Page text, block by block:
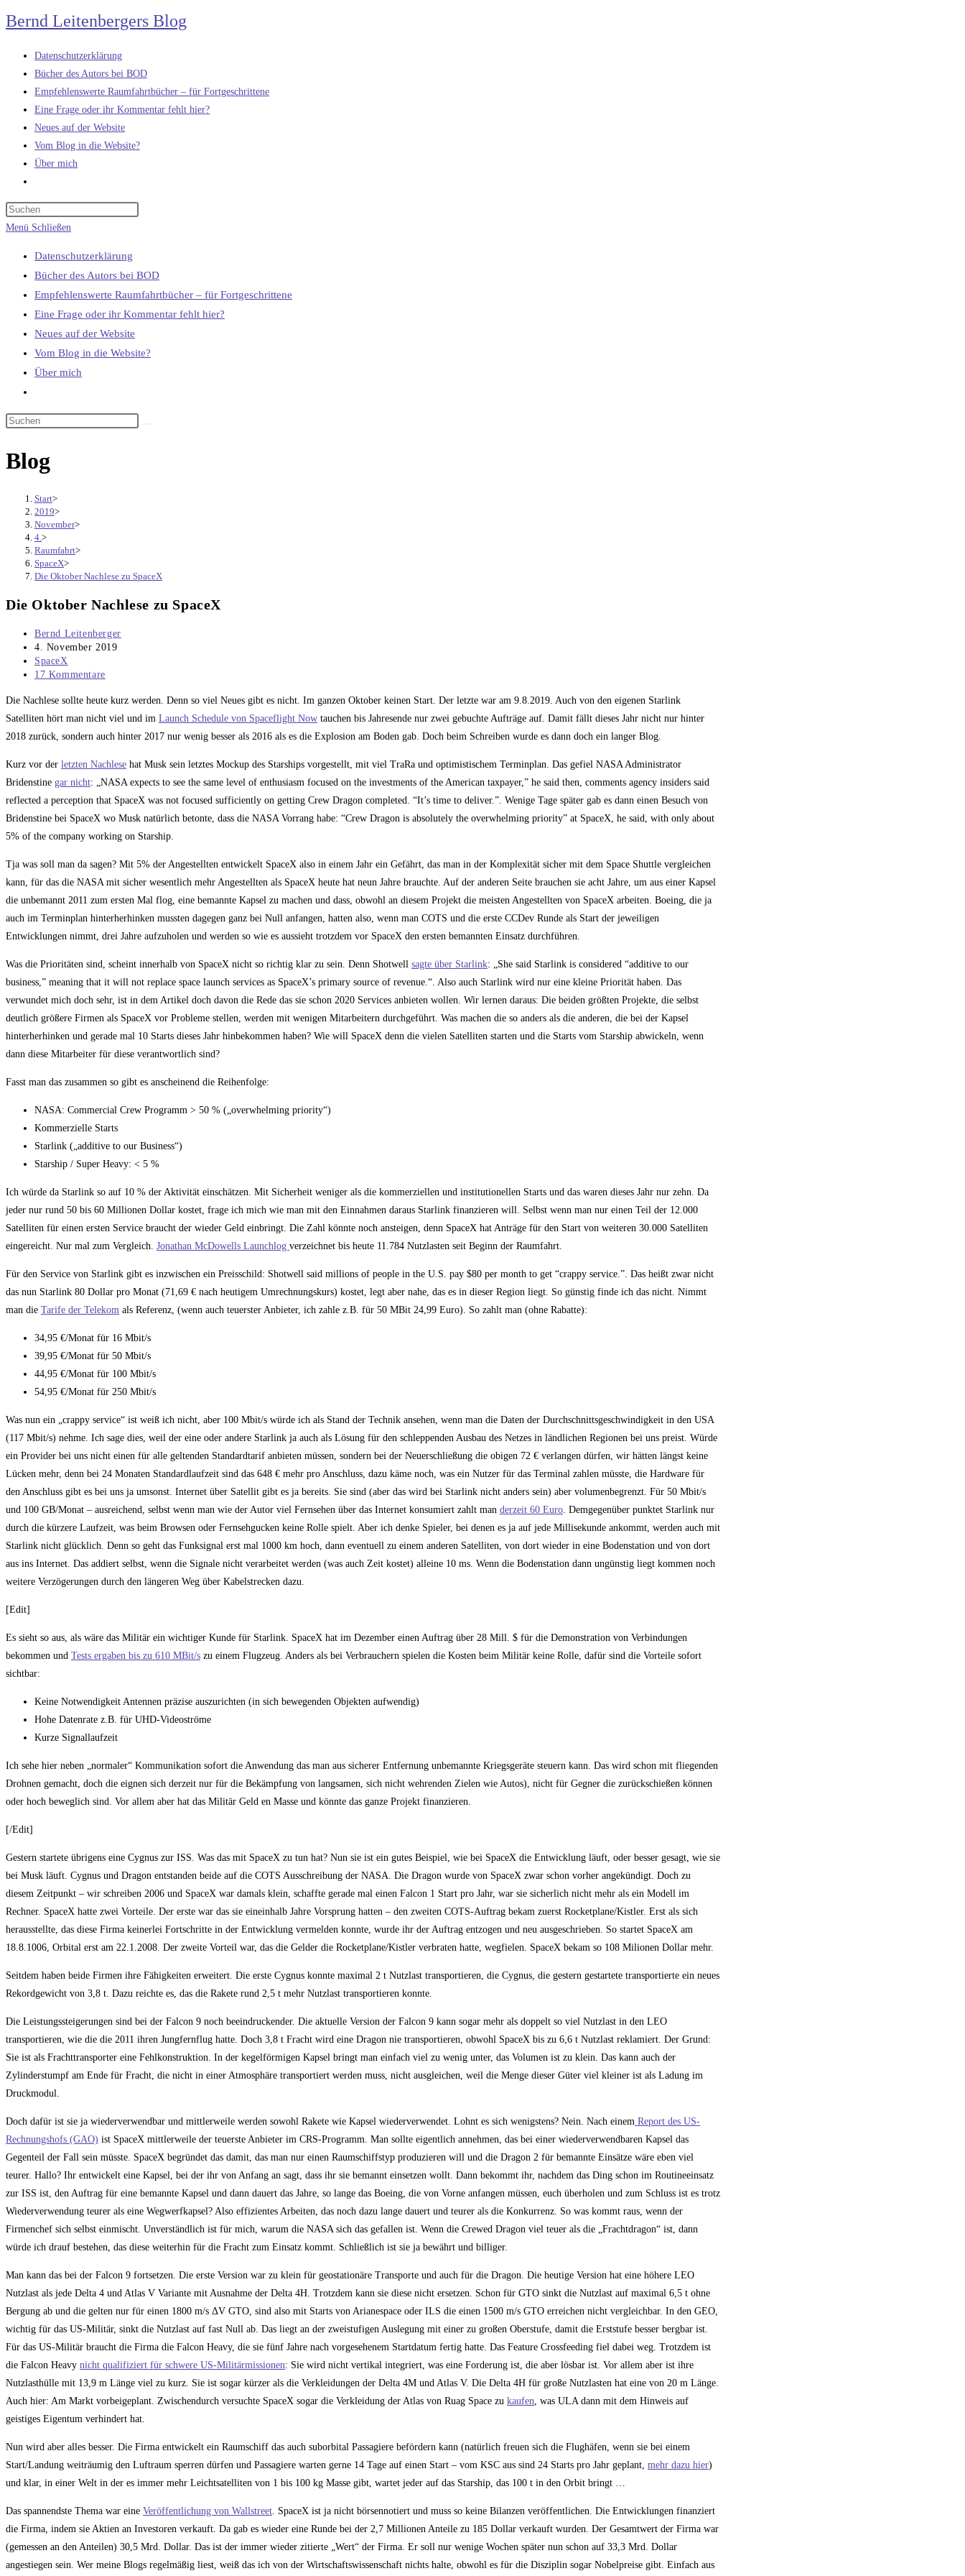
Zum
Inhalt
springen
Bernd Leitenbergers Blog
Datenschutzerklärung
Bücher des Autors bei BOD
Empfehlenswerte Raumfahrtbücher – für Fortgeschrittene
Eine Frage oder ihr Kommentar fehlt hier?
Neues auf der Website
Vom Blog in die Website?
Über mich
umschalten
Menü Schließen
Datenschutzerklärung
Bücher des Autors bei BOD
Empfehlenswerte Raumfahrtbücher – für Fortgeschrittene
Eine Frage oder ihr Kommentar fehlt hier?
Neues auf der Website
Vom Blog in die Website?
Über mich
umschalten
Blog
Start>
2019>
November>
4. >
Raumfahrt>
SpaceX>
Die Oktober Nachlese zu SpaceX
Die Oktober Nachlese zu SpaceX
Beitrags-
Autor:
Bernd Leitenberger
Beitrag
veröffentlicht:
4. November 2019
Beitrags-
Kategorie:
SpaceX
Beitrags-
17 Kommentare
Die Nachlese sollte heute kurz werden. Denn so viel Neues gibt es nicht. Im ganzen Oktober keinen Start. Der letzte war am 9.8.2019. Auch von den eigenen Starlink
Satelliten hört man nicht viel und im Launch Schedule von Spaceflight Now tauchen bis Jahresende nur zwei gebuchte Aufträge auf. Damit fällt dieses Jahr nicht nur hinter
2018 zurück, sondern auch hinter 2017 nur wenig besser als 2016 als es die Explosion am Boden gab. Doch beim Schreiben wurde es dann doch ein langer Blog.
Kurz vor der letzten Nachlese hat Musk sein letztes Mockup des Starships vorgestellt, mit viel TraRa und optimistischem Terminplan. Das gefiel NASA Administrator
Bridenstine gar nicht: „NASA expects to see the same level of enthusiasm focused on the investments of the American taxpayer,” he said then, comments agency insiders said
reflected a perception that SpaceX was not focused sufficiently on getting Crew Dragon completed. “It’s time to deliver.”. Wenige Tage später gab es dann einen Besuch von
Bridenstine bei SpaceX wo Musk natürlich betonte, dass die NASA Vorrang habe: “Crew Dragon is absolutely the overwhelming priority” at SpaceX, he said, with only about
5% of the company working on Starship.
Tja was soll man da sagen? Mit 5% der Angestellten entwickelt SpaceX also in einem Jahr ein Gefährt, das man in der Komplexität sicher mit dem Space Shuttle vergleichen
kann, für das die NASA mit sicher wesentlich mehr Angestellten als SpaceX heute hat neun Jahre brauchte. Auf der anderen Seite brauchen sie acht Jahre, um aus einer Kapsel
die unbemannt 2011 zum ersten Mal flog, eine bemannte Kapsel zu machen und dass, obwohl an diesem Projekt die meisten Angestellten von SpaceX arbeiten. Boeing, die ja
auch im Terminplan hinterherhinken mussten dagegen ganz bei Null anfangen, hatten also, wenn man COTS und die erste CCDev Runde als Start der jeweiligen
Entwicklungen nimmt, drei Jahre aufzuholen und werden so wie es aussieht trotzdem vor SpaceX den ersten bemannten Einsatz durchführen.
Was die Prioritäten sind, scheint innerhalb von SpaceX nicht so richtig klar zu sein. Denn Shotwell sagte über Starlink: „She said Starlink is considered “additive to our
business,” meaning that it will not replace space launch services as SpaceX’s primary source of revenue.“. Also auch Starlink wird nur eine kleine Priorität haben. Das
verwundet mich doch sehr, ist in dem Artikel doch davon die Rede das sie schon 2020 Services anbieten wollen. Wir lernen daraus: Die beiden größten Projekte, die selbst
deutlich größere Firmen als SpaceX vor Probleme stellen, werden mit wenigen Mitarbeitern durchgeführt. Was machen die so anders als die anderen, die bei der Kapsel
hinterherhinken und gerade mal 10 Starts dieses Jahr hinbekommen haben? Wie will SpaceX denn die vielen Satelliten starten und die Starts vom Starship abwickeln, wenn
dann diese Mitarbeiter für diese verantwortlich sind?
Fasst man das zusammen so gibt es anscheinend die Reihenfolge:
NASA: Commercial Crew Programm > 50 % („overwhelming priority“)
Kommerzielle Starts
Starlink („additive to our Business“)
Starship / Super Heavy: < 5 %
Ich würde da Starlink so auf 10 % der Aktivität einschätzen. Mit Sicherheit weniger als die kommerziellen und institutionellen Starts und das waren dieses Jahr nur zehn. Da
jeder nur rund 50 bis 60 Millionen Dollar kostet, frage ich mich wie man mit den Einnahmen daraus Starlink finanzieren will. Selbst wenn man nur einen Teil der 12.000
Satelliten für einen ersten Service braucht der wieder Geld einbringt. Die Zahl könnte noch ansteigen, denn SpaceX hat Anträge für den Start von weiteren 30.000 Satelliten
eingereicht. Nur mal zum Vergleich. Jonathan McDowells Launchlog verzeichnet bis heute 11.784 Nutzlasten seit Beginn der Raumfahrt.
Für den Service von Starlink gibt es inzwischen ein Preisschild: Shotwell said millions of people in the U.S. pay $80 per month to get “crappy service.”. Das heißt zwar nicht
das nun Starlink 80 Dollar pro Monat (71,69 € nach heutigem Umrechnungskurs) kostet, legt aber nahe, das es in dieser Region liegt. So günstig finde ich das nicht. Nimmt
man die Tarife der Telekom als Referenz, (wenn auch teuerster Anbieter, ich zahle z.B. für 50 MBit 24,99 Euro). So zahlt man (ohne Rabatte):
34,95 €/Monat für 16 Mbit/s
39,95 €/Monat für 50 Mbit/s
44,95 €/Monat für 100 Mbit/s
54,95 €/Monat für 250 Mbit/s
Was nun ein „crappy service“ ist weiß ich nicht, aber 100 Mbit/s würde ich als Stand der Technik ansehen, wenn man die Daten der Durchschnittsgeschwindigkeit in den USA
(117 Mbit/s) nehme. Ich sage dies, weil der eine oder andere Starlink ja auch als Lösung für den schleppenden Ausbau des Netzes in ländlichen Regionen bei uns preist. Würde
ein Provider bei uns nicht einen für alle geltenden Standardtarif anbieten müssen, sondern bei der Neuerschließung die obigen 72 € verlangen dürfen, wir hätten längst keine
Lücken mehr, denn bei 24 Monaten Standardlaufzeit sind das 648 € mehr pro Anschluss, dazu käme noch, was ein Nutzer für das Terminal zahlen müsste, die Hardware für
den Anschluss gibt es bei uns ja umsonst. Internet über Satellit gibt es ja bereits. Sie sind (aber das wird bei Starlink nicht anders sein) aber volumenbegrenzt. Für 50 Mbit/s
und 100 GB/Monat – ausreichend, selbst wenn man wie der Autor viel Fernsehen über das Internet konsumiert zahlt man derzeit 60 Euro. Demgegenüber punktet Starlink nur
durch die kürzere Laufzeit, was beim Browsen oder Fernsehgucken keine Rolle spielt. Aber ich denke Spieler, bei denen es ja auf jede Millisekunde ankommt, werden auch mit
Starlink nicht glücklich. Denn so geht das Funksignal erst mal 1000 km hoch, dann eventuell zu einem anderen Satelliten, von dort wieder in eine Bodenstation und von dort
aus ins Internet. Das addiert selbst, wenn die Signale nicht verarbeitet werden (was auch Zeit kostet) alleine 10 ms. Wenn die Bodenstation dann ungünstig liegt kommen noch
weitere Verzögerungen durch den längeren Weg über Kabelstrecken dazu.
[Edit]
Es sieht so aus, als wäre das Militär ein wichtiger Kunde für Starlink. SpaceX hat im Dezember einen Auftrag über 28 Mill. $ für die Demonstration von Verbindungen
bekommen und Tests ergaben bis zu 610 MBit/s zu einem Flugzeug. Anders als bei Verbrauchern spielen die Kosten beim Militär keine Rolle, dafür sind die Vorteile sofort
sichtbar:
Keine Notwendigkeit Antennen präzise auszurichten (in sich bewegenden Objekten aufwendig)
Hohe Datenrate z.B. für UHD-Videoströme
Kurze Signallaufzeit
Ich sehe hier neben „normaler“ Kommunikation sofort die Anwendung das man aus sicherer Entfernung unbemannte Kriegsgeräte steuern kann. Das wird schon mit fliegenden
Drohnen gemacht, doch die eignen sich derzeit nur für die Bekämpfung von langsamen, sich nicht wehrenden Zielen wie Autos), nicht für Gegner die zurückschießen können
oder hoch beweglich sind. Vor allem aber hat das Militär Geld en Masse und könnte das ganze Projekt finanzieren.
[/Edit]
Gestern startete übrigens eine Cygnus zur ISS. Was das mit SpaceX zu tun hat? Nun sie ist ein gutes Beispiel, wie bei SpaceX die Entwicklung läuft, oder besser gesagt, wie sie
bei Musk läuft. Cygnus und Dragon entstanden beide auf die COTS Ausschreibung der NASA. Die Dragon wurde von SpaceX zwar schon vorher angekündigt. Doch zu
diesem Zeitpunkt – wir schreiben 2006 und SpaceX war damals klein, schaffte gerade mal einen Falcon 1 Start pro Jahr, war sie sicherlich nicht mehr als ein Modell im
Rechner. SpaceX hatte zwei Vorteile. Der erste war das sie eineinhalb Jahre Vorsprung hatten – den zweiten COTS-Auftrag bekam zuerst Rocketplane/Kistler. Erst als sich
herausstellte, das diese Firma keinerlei Fortschritte in der Entwicklung vermelden konnte, wurde ihr der Auftrag entzogen und neu ausgeschrieben. So startet SpaceX am
18.8.1006, Orbital erst am 22.1.2008. Der zweite Vorteil war, das die Gelder die Rocketplane/Kistler verbraten hatte, wegfielen. SpaceX bekam so 108 Milionen Dollar mehr.
Seitdem haben beide Firmen ihre Fähigkeiten erweitert. Die erste Cygnus konnte maximal 2 t Nutzlast transportieren, die Cygnus, die gestern gestartete transportierte ein neues
Rekordgewicht von 3,8 t. Dazu reichte es, das die Rakete rund 2,5 t mehr Nutzlast transportieren konnte.
Die Leistungssteigerungen sind bei der Falcon 9 noch beeindruckender. Die aktuelle Version der Falcon 9 kann sogar mehr als doppelt so viel Nutzlast in den LEO
transportieren, wie die die 2011 ihren Jungfernflug hatte. Doch 3,8 t Fracht wird eine Dragon nie transportieren, obwohl SpaceX bis zu 6,6 t Nutzlast reklamiert. Der Grund:
Sie ist als Frachttransporter eine Fehlkonstruktion. In der kegelförmigen Kapsel bringt man einfach viel zu wenig unter, das Volumen ist zu klein. Das kann auch der
Zylinderstumpf am Ende für Fracht, die nicht in einer Atmosphäre transportiert werden muss, nicht ausgleichen, weil die Menge dieser Güter viel kleiner ist als Ladung im
Druckmodul.
Doch dafür ist sie ja wiederverwendbar und mittlerweile werden sowohl Rakete wie Kapsel wiederverwendet. Lohnt es sich wenigstens? Nein. Nach einem Report des US-
Rechnungshofs (GAO) ist SpaceX mittlerweile der teuerste Anbieter im CRS-Programm. Man sollte eigentlich annehmen, das bei einer wiederverwendbaren Kapsel das
Gegenteil der Fall sein müsste. SpaceX begründet das damit, das man nur einen Raumschiffstyp produzieren will und die Dragon 2 für bemannte Einsätze wäre eben viel
teurer. Hallo? Ihr entwickelt eine Kapsel, bei der ihr von Anfang an sagt, dass ihr sie bemannt einsetzen wollt. Dann bekommt ihr, nachdem das Ding schon im Routineeinsatz
zur ISS ist, den Auftrag für eine bemannte Kapsel und dann dauert das Jahre, so lange das Boeing, die von Vorne anfangen müssen, euch überholen und zum Schluss ist es trotz
Wiederverwendung teurer als eine Wegwerfkapsel? Also effizientes Arbeiten, das noch dazu lange dauert und teurer als die Konkurrenz. So was kommt raus, wenn der
Firmenchef sich selbst einmischt. Unverständlich ist für mich, warum die NASA sich das gefallen ist. Wenn die Crewed Dragon viel teuer als die „Frachtdragon“ ist, dann
würde ich drauf bestehen, das diese weiterhin für die Fracht zum Einsatz kommt. Schließlich ist sie ja bewährt und billiger.
Man kann das bei der Falcon 9 fortsetzen. Die erste Version war zu klein für geostationäre Transporte und auch für die Dragon. Die heutige Version hat eine höhere LEO
Nutzlast als jede Delta 4 und Atlas V Variante mit Ausnahme der Delta 4H. Trotzdem kann sie diese nicht ersetzen. Schon für GTO sinkt die Nutzlast auf maximal 6,5 t ohne
Bergung ab und die gelten nur für einen 1800 m/s ΔV GTO, sind also mit Starts von Arianespace oder ILS die einen 1500 m/s GTO erreichen nicht vergleichbar. In den GEO,
wichtig für das US-Militär, sinkt die Nutzlast auf fast Null ab. Das liegt an der zweistufigen Auslegung mit einer zu großen Oberstufe, damit die Erststufe besser bergbar ist.
Für das US-Militär braucht die Firma die Falcon Heavy, die sie fünf Jahre nach vorgesehenem Startdatum fertig hatte. Das Feature Crossfeeding fiel dabei weg. Trotzdem ist
die Falcon Heavy nicht qualifiziert für schwere US-Militärmissionen: Sie wird nicht vertikal integriert, was eine Forderung ist, die aber lösbar ist. Vor allem aber ist ihre
Nutzlasthülle mit 13,9 m Länge viel zu kurz. Sie ist sogar kürzer als die Verkleidungen der Delta 4M und Atlas V. Die Delta 4H für große Nutzlasten hat eine von 20 m Länge.
Auch hier: Am Markt vorbeigeplant. Zwischendurch versuchte SpaceX sogar die Verkleidung der Atlas von Ruag Space zu kaufen, was ULA dann mit dem Hinweis auf
geistiges Eigentum verhindert hat.
Nun wird aber alles besser. Die Firma entwickelt ein Raumschiff das auch suborbital Passagiere befördern kann (natürlich freuen sich die Flughäfen, wenn sie bei einem
Start/Landung weiträumig den Luftraum sperren dürfen und Passagiere warten gerne 14 Tage auf einen Start – vom KSC aus sind 24 Starts pro Jahr geplant, mehr dazu hier)
und klar, in einer Welt in der es immer mehr Leichtsatelliten von 1 bis 100 kg Masse gibt, wartet jeder auf das Starship, das 100 t in den Orbit bringt …
Das spannendste Thema war eine Veröffentlichung von Wallstreet. SpaceX ist ja nicht börsennotiert und muss so keine Bilanzen veröffentlichen. Die Entwicklungen finanziert
die Firma, indem sie Aktien an Investoren verkauft. Da gab es wieder eine Runde bei der 2,7 Millionen Anteile zu 185 Dollar verkauft wurden. Der Gesamtwert der Firma war
(gemessen an den Anteilen) 30,5 Mrd. Dollar. Das ist der immer wieder zitierte „Wert“ der Firma. Er soll nur wenige Wochen später nun schon auf 33,3 Mrd. Dollar
angestiegen sein. Wer meine Blogs regelmäßig liest, weiß das ich von der Wirtschaftswissenschaft nichts halte, obwohl es für die Disziplin sogar Nobelpreise gibt. Einfach aus